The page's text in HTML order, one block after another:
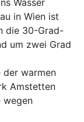
Wasser
in Wien ist
die 30-Grad-
um zwei Grad
der warmen
­Amstetten
wegen